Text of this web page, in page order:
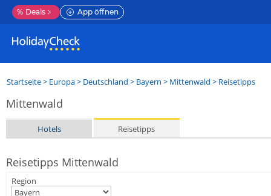
% Deals App öffnen
Startseite> Europa> Deutschland > Bayern > Mittenwald > Reisetipps
Mittenwald
Hotels Reisetipps
Reisetipps Mittenwald
Region